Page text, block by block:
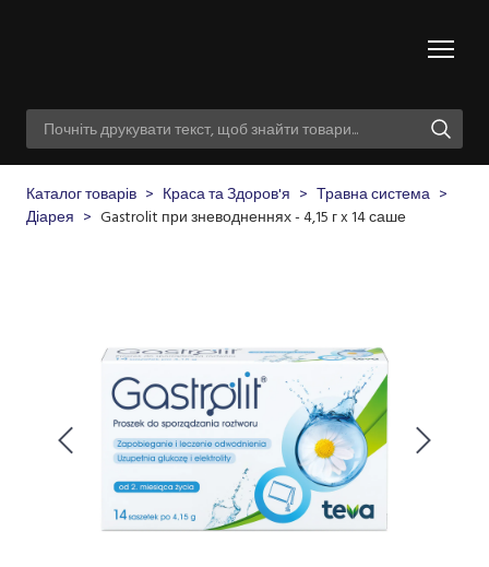
Каталог товарів Краса та Здоров'я
Травна система
Діарея
Gastrolit при зневодненнях - 4,15 г x 14 саше